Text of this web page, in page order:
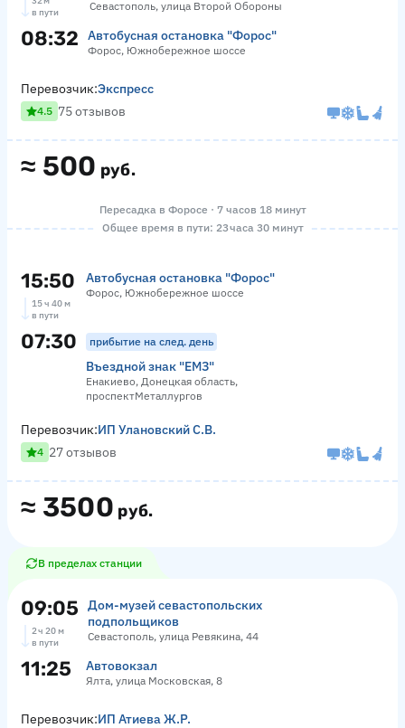
Севастополь, улица Второй Обороны
в пути
08:32 Автобусная остановка "Форос"
Форос, Южнобережное шоссе
≈ 500 руб.
Перевозчик:Экспресс
4.5 75 отзывов
Пересадка в Форосе · 7 часов 18 минут
Общее время в пути: 23 часа 30 минут
15:50 Автобусная остановка "Форос"
Форос, Южнобережное шоссе
15 ч 40 м
в пути
07:30 прибытие на след. день
Въездной знак "ЕМЗ"
Енакиево, Донецкая область,
проспектМеталлургов
≈ 3500 руб.
Перевозчик:ИП Улановский С.В.
4 27 отзывов
В пределах станции
09:05
Дом-музей севастопольских
подпольщиков
Севастополь, улица Ревякина, 44
2 ч 20 м
в пути
11:25 Автовокзал
Ялта, улица Московская, 8
Перевозчик:ИП Атиева Ж.Р.